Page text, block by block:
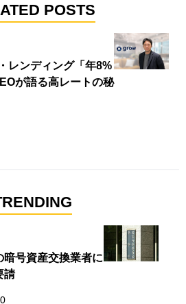
POSTS
レンディング「年8%
が語る高レートの秘
号資産交換業者に
請